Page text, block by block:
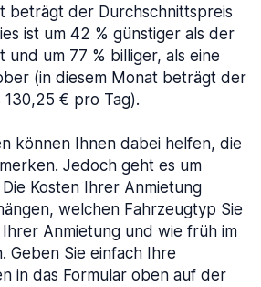
beträgt der Durchschnittspreis
ist um 42 % günstiger als der
und um 77 % billiger, als eine
(in diesem Monat beträgt der
130,25 € pro Tag).
können Ihnen dabei helfen, die
Jedoch geht es um
Kosten Ihrer Anmietung
welchen Fahrzeugtyp Sie
Anmietung und wie früh im
Geben Sie einfach Ihre
in das Formular oben auf der